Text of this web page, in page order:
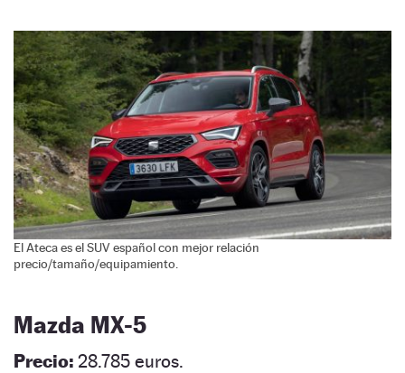
El Ateca es el SUV español con mejor relación
precio/tamaño/equipamiento.
Mazda MX-5
Precio: 28.785 euros.